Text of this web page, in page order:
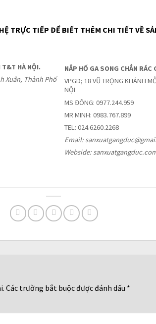
TRỰC TIẾP ĐỂ BIẾT THÊM CHI TIẾT VỀ
T&T HÀ NỘI.
Xuân, Thành Phố
NẮP HỐ GA SONG CHẮN
VPGD; 18 VŨ TRỌNG KHÁNH
NỘI
MS ĐÔNG: 0977.244.959
MR MINH: 0983.767.899
TEL: 024.6260.2268
Email:
Webside:
Các trường bắt buộc được đánh dấu *